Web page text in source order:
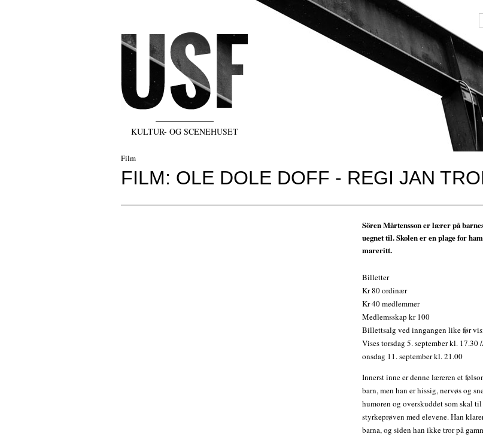
KULTUR- OG SCENEHUSET
Film
FILM: OLE DOLE DOFF - REGI JAN
Sören Mårtensson er lærer på
uegnet til. Skolen er en plage for
mareritt.
Billetter
Kr 80 ordinær
Kr 40 medlemmer
Medlemsskap kr 100
Billettsalg ved inngangen like før
Vises torsdag 5. september kl. 17.30
onsdag 11. september kl. 21.00
Innerst inne er denne læreren et
barn, men han er hissig, nervøs og
humoren og overskuddet som skal
styrkeprøven med elevene. Han
barna, og siden han ikke tror på